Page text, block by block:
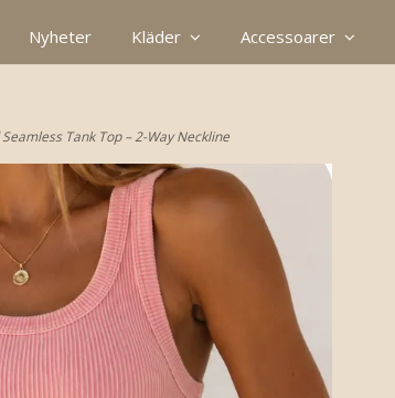
Tank Top – 2-Way Neckline
Nyheter Kläder Accessoarer